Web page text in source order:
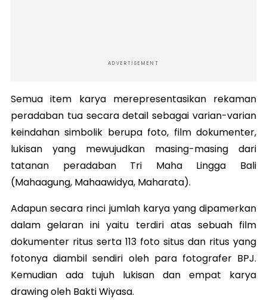
ADVERTISEMENT
Semua item karya merepresentasikan rekaman
peradaban tua secara detail sebagai varian-varian
keindahan simbolik berupa foto, film dokumenter,
lukisan yang mewujudkan masing-masing dari
tatanan peradaban Tri Maha Lingga Bali
(Mahaagung, Mahaawidya, Maharata).
Adapun secara rinci jumlah karya yang dipamerkan
dalam gelaran ini yaitu terdiri atas sebuah film
dokumenter ritus serta 113 foto situs dan ritus yang
fotonya diambil sendiri oleh para fotografer BPJ.
Kemudian ada tujuh lukisan dan empat karya
drawing oleh Bakti Wiyasa.